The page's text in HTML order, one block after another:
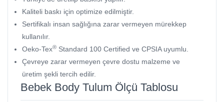
Kaliteli baskı için optimize edilmiştir.
Sertifikalı insan sağlığına zarar vermeyen mürekkep
kullanılır.
Oeko-Tex® Standard 100 Certified ve CPSIA uyumlu.
Çevreye zarar vermeyen çevre dostu malzeme ve
üretim şekli tercih edilir.
Bebek Body Tulum Ölçü Tablosu